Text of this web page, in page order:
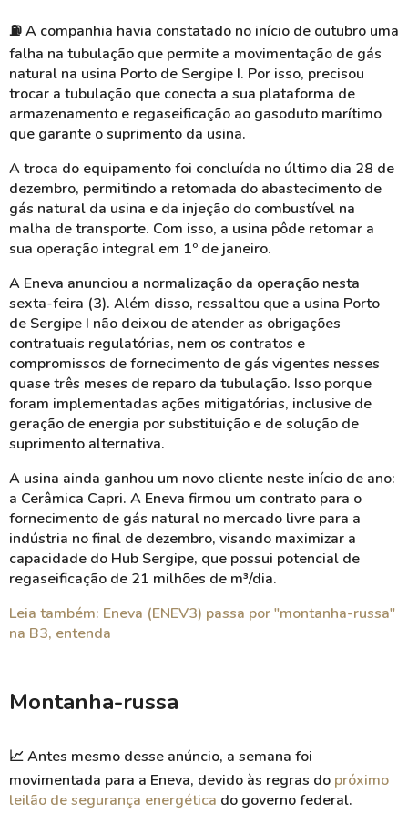
⛽A companhia havia constatado no início de outubro uma
falha na tubulação que permite a movimentação de gás
natural na usina Porto de Sergipe I. Por isso, precisou
trocar a tubulação que conecta a sua plataforma de
armazenamento e regaseificação ao gasoduto marítimo
que garante o suprimento da usina.
A troca do equipamento foi concluída no último dia 28 de
dezembro, permitindo a retomada do abastecimento de
gás natural da usina e da injeção do combustível na
malha de transporte. Com isso, a usina pôde retomar a
sua operação integral em 1º de janeiro.
A Eneva anunciou a normalização da operação nesta
sexta-feira (3). Além disso, ressaltou que a usina Porto
de Sergipe I não deixou de atender as obrigações
contratuais regulatórias, nem os contratos e
compromissos de fornecimento de gás vigentes nesses
quase três meses de reparo da tubulação. Isso porque
foram implementadas ações mitigatórias, inclusive de
geração de energia por substituição e de solução de
suprimento alternativa.
A usina ainda ganhou um novo cliente neste início de ano:
a Cerâmica Capri. A Eneva firmou um contrato para o
fornecimento de gás natural no mercado livre para a
indústria no final de dezembro, visando maximizar a
capacidade do Hub Sergipe, que possui potencial de
regaseificação de 21 milhões de m³/dia.
Leia também: Eneva (ENEV3) passa por "montanha-russa"
na B3, entenda
Montanha-russa
📈Antes mesmo desse anúncio, a semana foi
movimentada para a Eneva, devido às regras do próximo
leilão de segurança energética do governo federal.